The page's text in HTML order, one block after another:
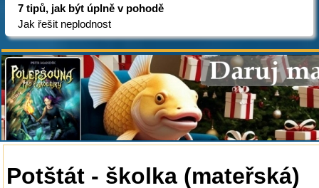
7 tipů, jak být úplně v pohodě
Jak řešit neplodnost
Potštát - školka (mateřská)